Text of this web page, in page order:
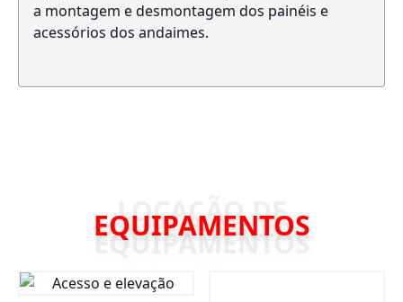
a montagem e desmontagem dos painéis e
acessórios dos andaimes.
EQUIPAMENTOS